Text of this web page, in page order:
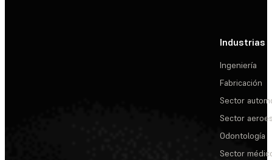
Industrias
Ingeniería
Fabricación
Sector
Sector
Odontología
Sector